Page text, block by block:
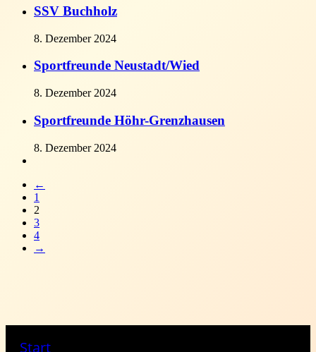
SSV Buchholz
8. Dezember 2024
Sportfreunde Neustadt/Wied
8. Dezember 2024
Sportfreunde Höhr-Grenzhausen
8. Dezember 2024
←
1
2
3
4
→
Start